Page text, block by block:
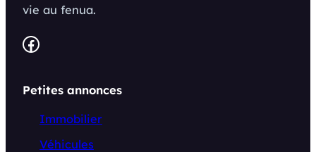
vie au fenua.
Facebook
Petites annonces
Immobilier
Véhicules